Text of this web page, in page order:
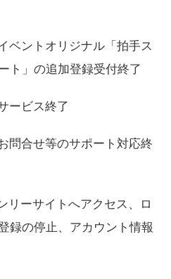
ベントオリジナル「拍手ス
ト」の追加登録受付終了
ービス終了
問合せ等のサポート対応終
リーサイトへアクセス、ロ
録の停止、アカウント情報